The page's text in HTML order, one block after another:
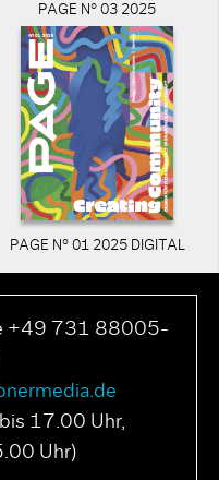
PAGE N° 03 2025
PAGE N° 01 2025 DIGITAL
+49 731 88005-
17.00 Uhr,
Uhr)